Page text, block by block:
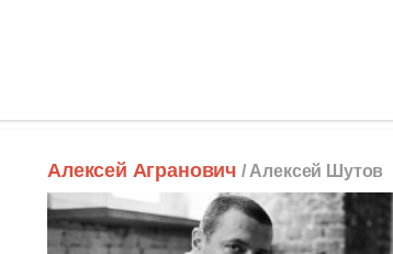
Алексей Агранович / Алексей Шутов